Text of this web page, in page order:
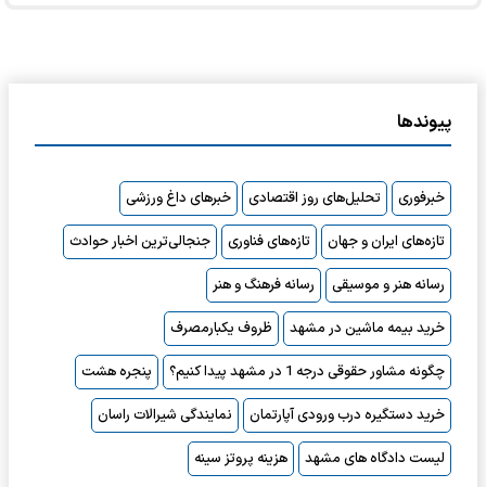
پیوندها
خبرفوری تحلیل‌های روز اقتصادی
خبرهای داغ ورزشی
تازه‌های ایران و جهان
تازه‌های فناوری
جنجالی‌ترین اخبار حوادث
رسانه هنر و موسیقی
رسانه فرهنگ و هنر
خرید بیمه ماشین در مشهد
ظروف یکبارمصرف
چگونه مشاور حقوقی درجه 1 در مشهد پیدا کنیم؟
پنجره هشت
خرید دستگیره درب ورودی آپارتمان
نمایندگی شیرالات راسان
لیست دادگاه های مشهد
هزینه پروتز سینه